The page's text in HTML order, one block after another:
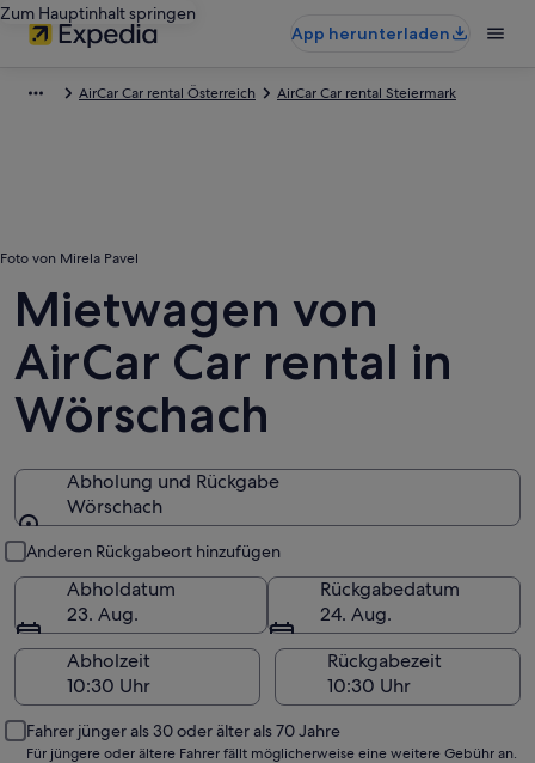
Zum Hauptinhalt springen
App herunterladen
AirCar Car rental Österreich AirCar Car rental Steiermark
Foto von Mirela Pavel
Mietwagen von
AirCar Car rental in
Wörschach
Abholung und Rückgabe
Wörschach
Anderen Rückgabeort hinzufügen
Abholdatum
23. Aug.
Rückgabedatum
24. Aug.
Abholzeit
Rückgabezeit
Fahrer jünger als 30 oder älter als 70 Jahre
Für jüngere oder ältere Fahrer fällt möglicherweise eine weitere Gebühr an.